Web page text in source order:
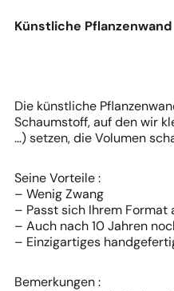
Künstliche Pflanzenwand
Die künstliche
Schaumstoff, auf den wir
…) setzen, die Volumen
Seine Vorteile :
– Wenig Zwang
– Passt sich Ihrem Format
– Auch nach 10 Jahren
– Einzigartiges
Bemerkungen :